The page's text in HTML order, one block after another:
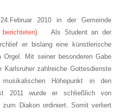
2010 in der Gemeinde
). Als Student an der
er bislang eine künstlerische
Mit seiner besonderen Gabe
Karlsruher zahlreiche Gottesdienste
Höhepunkt in den
2011 wurde er schließlich von
zum Diakon ordiniert. Somit verliert